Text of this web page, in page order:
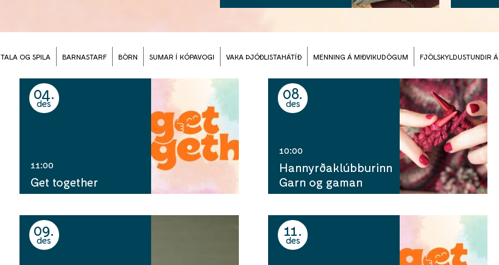
TALA OG SPILA BARNASTARF BÖRN SUMAR Í KÓPAVOGI VAKA ÞJÓÐLISTAHÁTÍÐ MENNING Á MIÐVIKUDÖGUM FJÖLSKYLDUSTUNDIR
04
des
11:00
Get together
08
des
10:00
Hannyrðaklúbburinn
Garn og gaman
09
des
11
des